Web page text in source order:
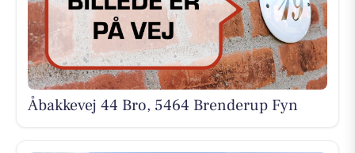
Åbakkevej 44 Bro, 5464 Brenderup Fyn